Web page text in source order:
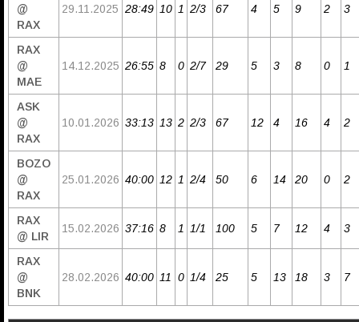
@
RAX
29.11.2025 28:49 10 1 2/3 67 4 5 9 2 3
RAX
@
MAE
14.12.2025 26:55 8 0 2/7 29 5 3 8 0 1
ASK
@
RAX
10.01.2026 33:13 13 2 2/3 67 12 4 16 4 2
BOZO
@
RAX
25.01.2026 40:00 12 1 2/4 50 6 14 20 0 2
RAX
@ LIR
15.02.2026 37:16 8 1 1/1 100 5 7 12 4 3
RAX
@
BNK
28.02.2026 40:00 11 0 1/4 25 5 13 18 3 7